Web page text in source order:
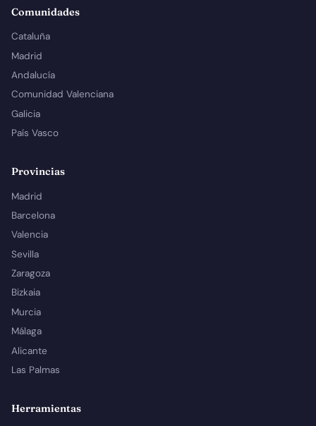
Comunidades
Cataluña
Madrid
Andalucía
Comunidad Valenciana
Galicia
País Vasco
Provincias
Madrid
Barcelona
Valencia
Sevilla
Zaragoza
Bizkaia
Murcia
Málaga
Alicante
Las Palmas
Herramientas